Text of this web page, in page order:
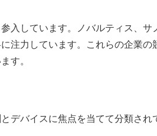
入しています。ノバルティス、サ
注力しています。これらの企業の
す。
デバイスに焦点を当てて分類され